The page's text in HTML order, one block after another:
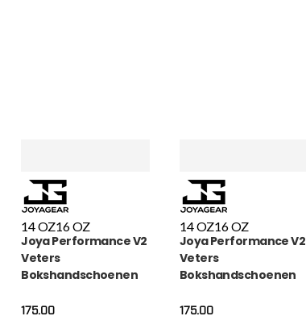
14 OZ16 OZ
Joya Performance V2
Veters
Bokshandschoenen
175.00
14 OZ16 OZ
Joya Performance V2
Veters
Bokshandschoenen
175.00